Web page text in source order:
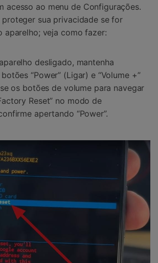
acesso ao menu de Configurações.
proteger sua privacidade se for
aparelho; veja como fazer:
desligado, mantenha
“Power” (Ligar) e “Volume +”
os botões de volume para navegar
Reset” no modo de
apertando “Power”.